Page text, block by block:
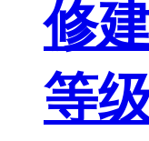
修
等